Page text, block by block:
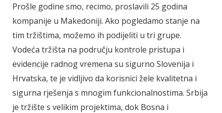
Prošle godine smo, recimo, proslavili 25 godina
kompanije u Makedoniji. Ako pogledamo stanje na
tim tržištima, možemo ih podijeliti u tri grupe.
Vodeća tržišta na području kontrole pristupa i
evidencije radnog vremena su sigurno Slovenija i
Hrvatska, te je vidljivo da korisnici žele kvalitetna i
sigurna rješenja s mnogim funkcionalnostima. Srbija
je tržište s velikim projektima, dok Bosna i